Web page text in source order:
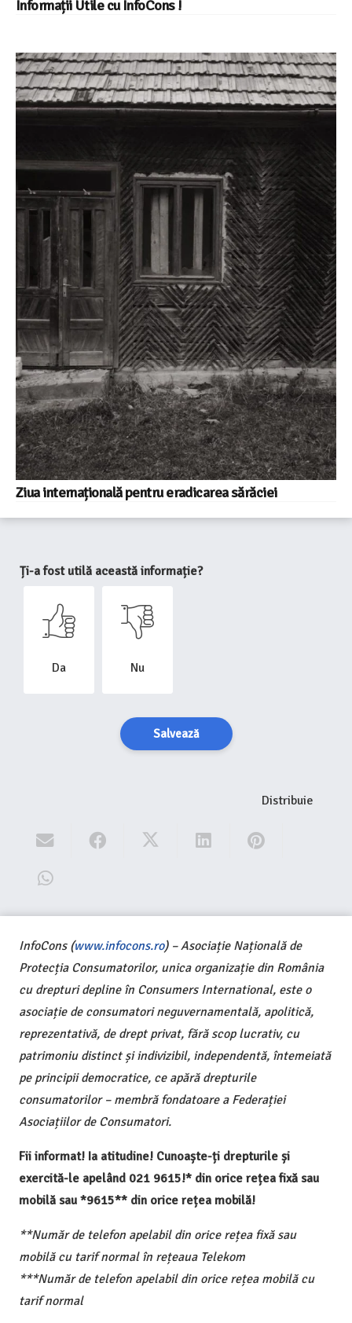
Informații Utile cu InfoCons !
Ziua internațională pentru eradicarea sărăciei
Ți-a fost utilă această informație?
Da Nu
Salvează
Distribuie
InfoCons (www.infocons.ro) – Asociație Națională de
Protecția Consumatorilor, unica organizație din România
cu drepturi depline în Consumers International, este o
asociație de consumatori neguvernamentală, apolitică,
reprezentativă, de drept privat, fără scop lucrativ, cu
patrimoniu distinct și indivizibil, independentă, întemeiată
pe principii democratice, ce apără drepturile
consumatorilor – membră fondatoare a Federației
Asociațiilor de Consumatori.
Fii informat! Ia atitudine! Cunoaște-ți drepturile și
exercită-le apelând 021 9615!* din orice rețea fixă sau
mobilă sau *9615** din orice rețea mobilă!
**Număr de telefon apelabil din orice rețea fixă sau
mobilă cu tarif normal în rețeaua Telekom
***Număr de telefon apelabil din orice rețea mobilă cu
tarif normal